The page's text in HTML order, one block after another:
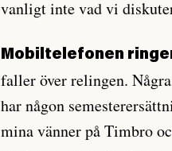
vanligt inte vad vi
Mobiltelefonen
faller över relingen.
har någon
mina vänner på Timbro